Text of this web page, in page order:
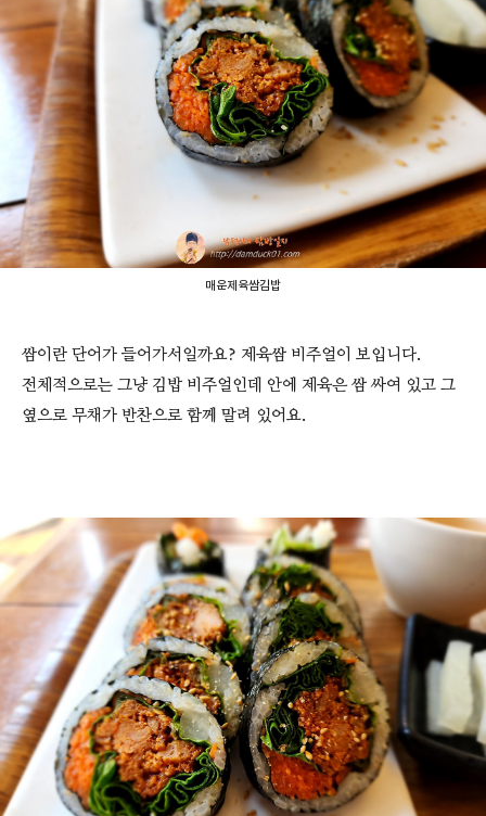
매운제육쌈김밥
쌈이란 단어가 들어가서일까요? 제육쌈 비주얼이 보입니다.
전체적으로는 그냥 김밥 비주얼인데 안에 제육은 쌈 싸여 있고 그
옆으로 무채가 반찬으로 함께 말려 있어요.